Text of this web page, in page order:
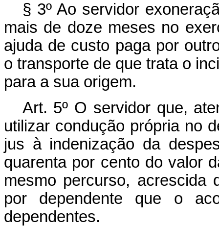
§ 3º Ao servidor
mais de doze meses no
ajuda de custo paga por
o transporte de que trata o
para a sua origem.
Art. 5º O servidor que,
utilizar condução própria no
jus à indenização da
quarenta por cento do valor
mesmo percurso,
por dependente que o
dependentes.